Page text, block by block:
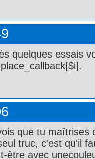
quelques essais
que tu maîtrises
truc, c'est qu'il
être avec